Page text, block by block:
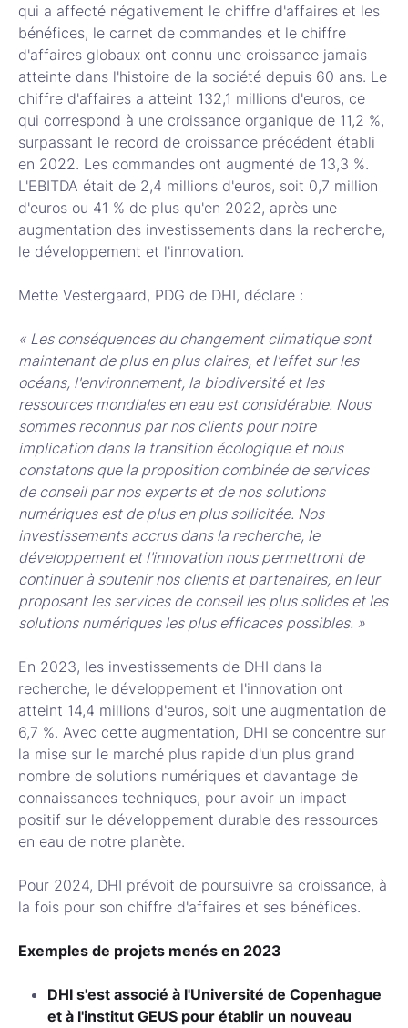
qui a affecté négativement le chiffre d'affaires et les
bénéfices, le carnet de commandes et le chiffre
d'affaires globaux ont connu une croissance jamais
atteinte dans l'histoire de la société depuis 60 ans. Le
chiffre d'affaires a atteint 132,1 millions d'euros, ce
qui correspond à une croissance organique de 11,2 %,
surpassant le record de croissance précédent établi
en 2022. Les commandes ont augmenté de 13,3 %.
L'EBITDA était de 2,4 millions d'euros, soit 0,7 million
d'euros ou 41 % de plus qu'en 2022, après une
augmentation des investissements dans la recherche,
le développement et l'innovation.
Mette Vestergaard, PDG de DHI, déclare :
« Les conséquences du changement climatique sont
maintenant de plus en plus claires, et l'effet sur les
océans, l'environnement, la biodiversité et les
ressources mondiales en eau est considérable. Nous
sommes reconnus par nos clients pour notre
implication dans la transition écologique et nous
constatons que la proposition combinée de services
de conseil par nos experts et de nos solutions
numériques est de plus en plus sollicitée. Nos
investissements accrus dans la recherche, le
développement et l'innovation nous permettront de
continuer à soutenir nos clients et partenaires, en leur
proposant les services de conseil les plus solides et les
solutions numériques les plus efficaces possibles. »
En 2023, les investissements de DHI dans la
recherche, le développement et l'innovation ont
atteint 14,4 millions d'euros, soit une augmentation de
6,7 %. Avec cette augmentation, DHI se concentre sur
la mise sur le marché plus rapide d'un plus grand
nombre de solutions numériques et davantage de
connaissances techniques, pour avoir un impact
positif sur le développement durable des ressources
en eau de notre planète.
Pour 2024, DHI prévoit de poursuivre sa croissance, à
la fois pour son chiffre d'affaires et ses bénéfices.
Exemples de projets menés en 2023
DHI s'est associé à l'Université de Copenhague
et à l'institut GEUS pour établir un nouveau